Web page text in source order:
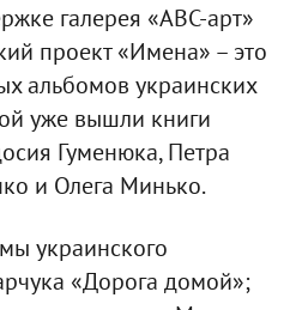
галерея «АВС-арт»
проект «Имена» – это
альбомов украинских
уже вышли книги
Гуменюка, Петра
и Олега Минько.
украинского
«Дорога домой»;